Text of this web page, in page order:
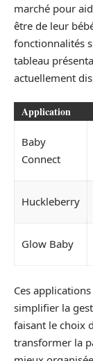
marché pour
être de leur
fonctionnalités
tableau
actuellement
Application
Baby
Connect
Huckleberry
Glow Baby
Ces
simplifier la
faisant le choix
transformer la